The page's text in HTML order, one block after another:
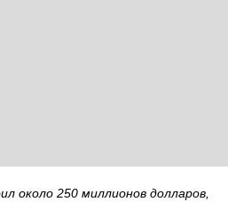
около 250 миллионов долларов,